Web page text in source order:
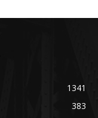
1341
383